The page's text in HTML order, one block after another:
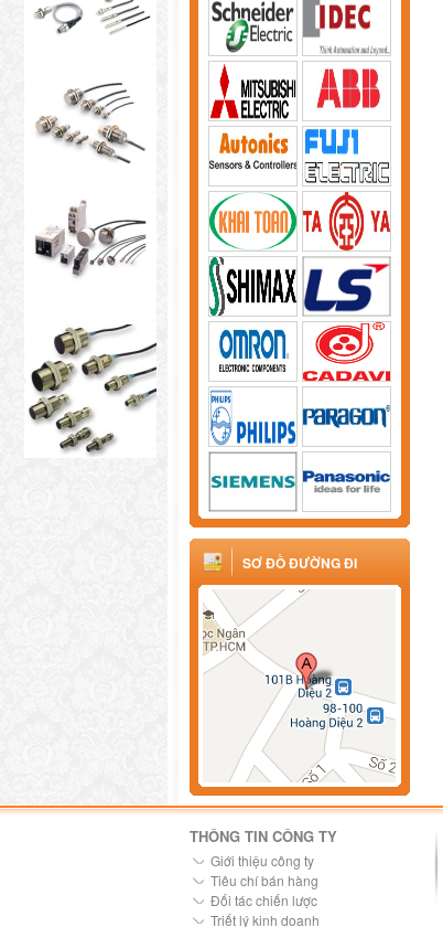
SƠ ĐỒ ĐƯỜNG ĐI
THÔNG TIN CÔNG TY
Giới thiệu công ty
Tiêu chí bán hàng
Đối tác chiến lược
Triết lý kinh doanh